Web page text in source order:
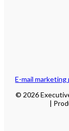
E-mail marketing
© 2026
|